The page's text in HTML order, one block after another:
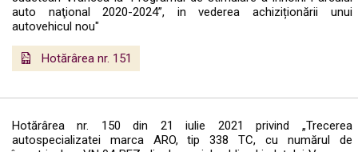
auto naţional 2020-2024”, in vederea achiziționării unui
autovehicul nou"
Hotărârea nr. 151
Hotărârea nr. 150 din 21 iulie 2021 privind „Trecerea
autospecializatei marca ARO, tip 338 TC, cu numărul de